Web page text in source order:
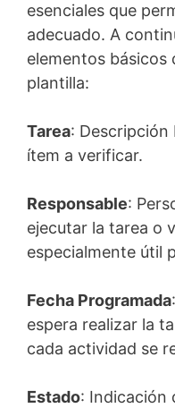
esenciales que
adecuado. A
elementos básicos
plantilla:
Tarea: Descripción
ítem a verificar.
Responsable:
ejecutar la tarea o
especialmente útil
Fecha Programada
espera realizar la
cada actividad se
Estado: Indicación